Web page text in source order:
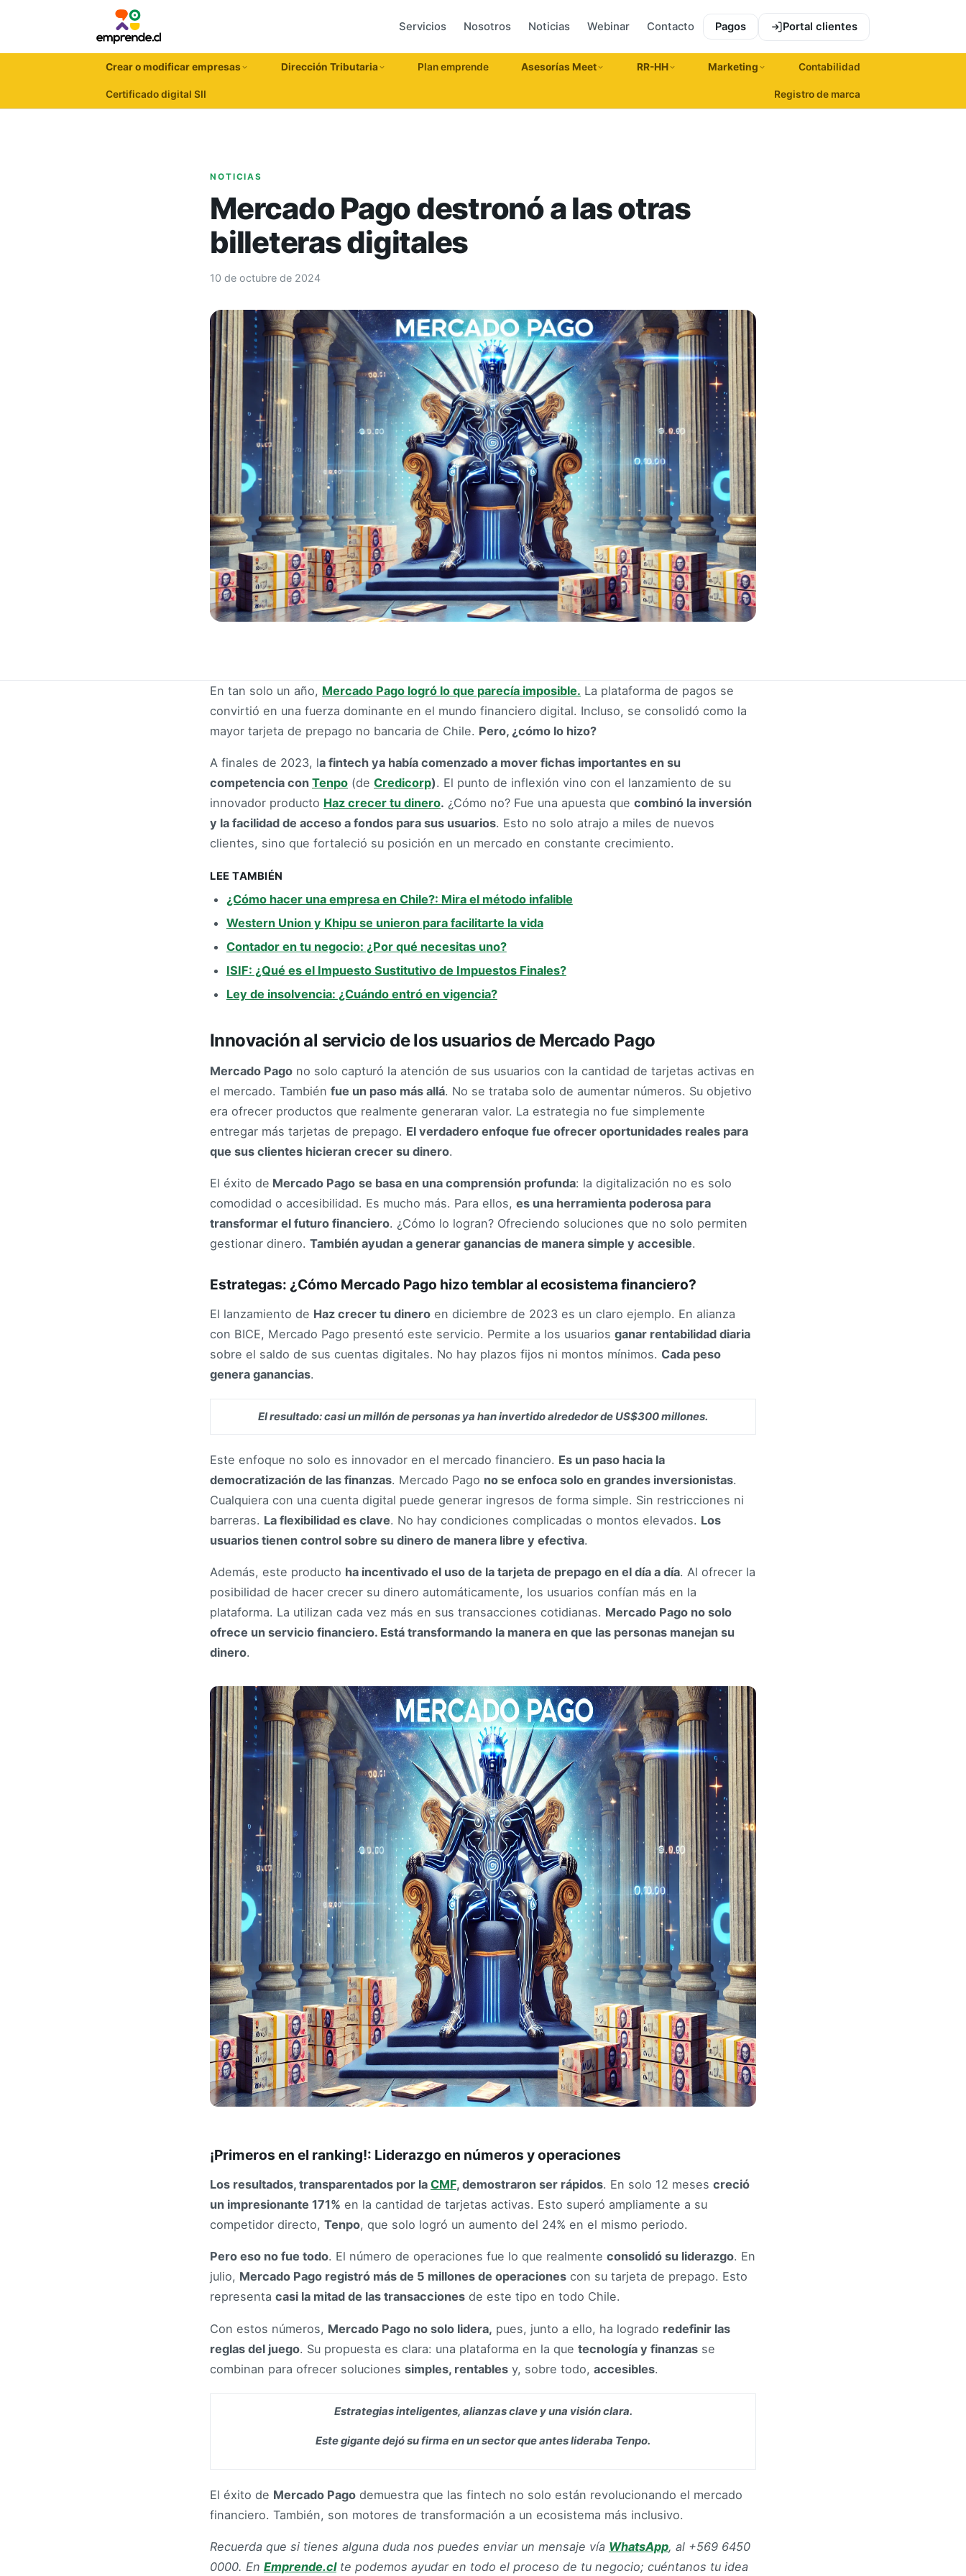
Servicios Nosotros Noticias Webinar Contacto Pagos Portal clientes
Crear o modificar empresas Dirección Tributaria Plan emprende Asesorías Meet RR-HH Marketing Contabilidad
Certificado digital SII Registro de marca
NOTICIAS
Mercado Pago destronó a las otras
billeteras digitales
10 de octubre de 2024
En tan solo un año, Mercado Pago logró lo que parecía imposible. La plataforma de pagos se
convirtió en una fuerza dominante en el mundo financiero digital. Incluso, se consolidó como la
mayor tarjeta de prepago no bancaria de Chile. Pero, ¿cómo lo hizo?
A finales de 2023, la fintech ya había comenzado a mover fichas importantes en su
competencia con Tenpo (de Credicorp). El punto de inflexión vino con el lanzamiento de su
innovador producto Haz crecer tu dinero. ¿Cómo no? Fue una apuesta que combinó la inversión
y la facilidad de acceso a fondos para sus usuarios. Esto no solo atrajo a miles de nuevos
clientes, sino que fortaleció su posición en un mercado en constante crecimiento.
LEE TAMBIÉN
¿Cómo hacer una empresa en Chile?: Mira el método infalible
Western Union y Khipu se unieron para facilitarte la vida
Contador en tu negocio: ¿Por qué necesitas uno?
ISIF: ¿Qué es el Impuesto Sustitutivo de Impuestos Finales?
Ley de insolvencia: ¿Cuándo entró en vigencia?
Innovación al servicio de los usuarios de Mercado Pago
Mercado Pago no solo capturó la atención de sus usuarios con la cantidad de tarjetas activas en
el mercado. También fue un paso más allá. No se trataba solo de aumentar números. Su objetivo
era ofrecer productos que realmente generaran valor. La estrategia no fue simplemente
entregar más tarjetas de prepago. El verdadero enfoque fue ofrecer oportunidades reales para
que sus clientes hicieran crecer su dinero.
El éxito de Mercado Pago se basa en una comprensión profunda: la digitalización no es solo
comodidad o accesibilidad. Es mucho más. Para ellos, es una herramienta poderosa para
transformar el futuro financiero. ¿Cómo lo logran? Ofreciendo soluciones que no solo permiten
gestionar dinero. También ayudan a generar ganancias de manera simple y accesible.
Estrategas: ¿Cómo Mercado Pago hizo temblar al ecosistema financiero?
El lanzamiento de Haz crecer tu dinero en diciembre de 2023 es un claro ejemplo. En alianza
con BICE, Mercado Pago presentó este servicio. Permite a los usuarios ganar rentabilidad diaria
sobre el saldo de sus cuentas digitales. No hay plazos fijos ni montos mínimos. Cada peso
genera ganancias.
El resultado: casi un millón de personas ya han invertido alrededor de US$300 millones.
Este enfoque no solo es innovador en el mercado financiero. Es un paso hacia la
democratización de las finanzas. Mercado Pago no se enfoca solo en grandes inversionistas.
Cualquiera con una cuenta digital puede generar ingresos de forma simple. Sin restricciones ni
barreras. La flexibilidad es clave. No hay condiciones complicadas o montos elevados. Los
usuarios tienen control sobre su dinero de manera libre y efectiva.
Además, este producto ha incentivado el uso de la tarjeta de prepago en el día a día. Al ofrecer la
posibilidad de hacer crecer su dinero automáticamente, los usuarios confían más en la
plataforma. La utilizan cada vez más en sus transacciones cotidianas. Mercado Pago no solo
ofrece un servicio financiero. Está transformando la manera en que las personas manejan su
dinero.
¡Primeros en el ranking!: Liderazgo en números y operaciones
Los resultados, transparentados por la CMF, demostraron ser rápidos. En solo 12 meses creció
un impresionante 171% en la cantidad de tarjetas activas. Esto superó ampliamente a su
competidor directo, Tenpo, que solo logró un aumento del 24% en el mismo periodo.
Pero eso no fue todo. El número de operaciones fue lo que realmente consolidó su liderazgo. En
julio, Mercado Pago registró más de 5 millones de operaciones con su tarjeta de prepago. Esto
representa casi la mitad de las transacciones de este tipo en todo Chile.
Con estos números, Mercado Pago no solo lidera, pues, junto a ello, ha logrado redefinir las
reglas del juego. Su propuesta es clara: una plataforma en la que tecnología y finanzas se
combinan para ofrecer soluciones simples, rentables y, sobre todo, accesibles.
Estrategias inteligentes, alianzas clave y una visión clara.
Este gigante dejó su firma en un sector que antes lideraba Tenpo.
El éxito de Mercado Pago demuestra que las fintech no solo están revolucionando el mercado
financiero. También, son motores de transformación a un ecosistema más inclusivo.
Recuerda que si tienes alguna duda nos puedes enviar un mensaje vía WhatsApp, al +569 6450
0000. En Emprende.clte podemos ayudar en todo el proceso de tu negocio; cuéntanos tu idea